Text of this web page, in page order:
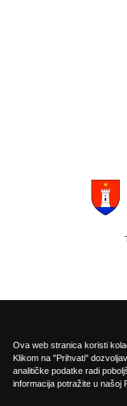
Ova web stranica koristi
Klikom na "Prihvati"
analitičke podatke radi
informacija potražite u našoj